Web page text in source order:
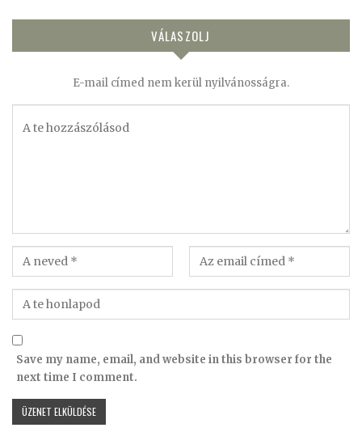
VÁLASZOLJ
E-mail címed nem kerül nyilvánosságra.
Save my name, email, and website in this browser for the
next time I comment.